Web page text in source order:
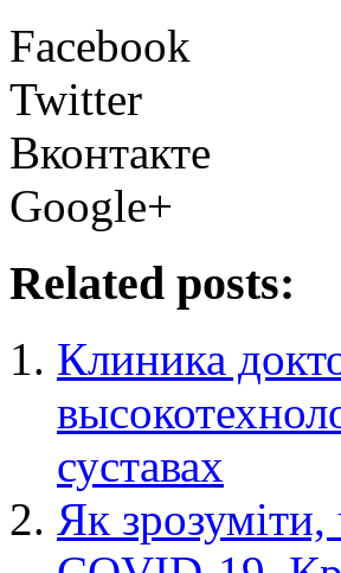
Facebook
Twitter
Вконтакте
Google+
Related posts:
Клиника
суставах
Як